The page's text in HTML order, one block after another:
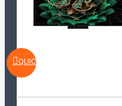
QUICKVIEW